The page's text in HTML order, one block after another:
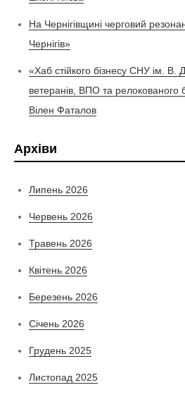
На Чернігівщині черговий
Чернігів»
«Хаб стійкого бізнесу СНУ ім. В.
ветеранів, ВПО та релокованого
Вілен Фаталов
Архіви
Липень 2026
Червень 2026
Травень 2026
Квітень 2026
Березень 2026
Січень 2026
Грудень 2025
Листопад 2025